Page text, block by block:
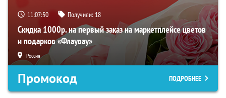
11:07:49 Получили: 18
Скидка 1000р. на первый заказ на маркетплейсе цветов
и подарков «Флаувау»
Россия
Промокод ПОДРОБНЕЕ